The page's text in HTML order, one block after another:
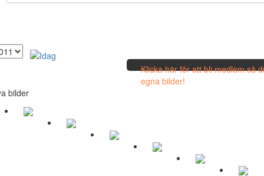
Klicka här för att bli medlem så
egna bilder!
bilder